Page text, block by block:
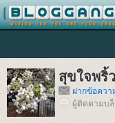
สุขใจพริ้ว
ฝากข้อควา
ผู้ติดตามบล็